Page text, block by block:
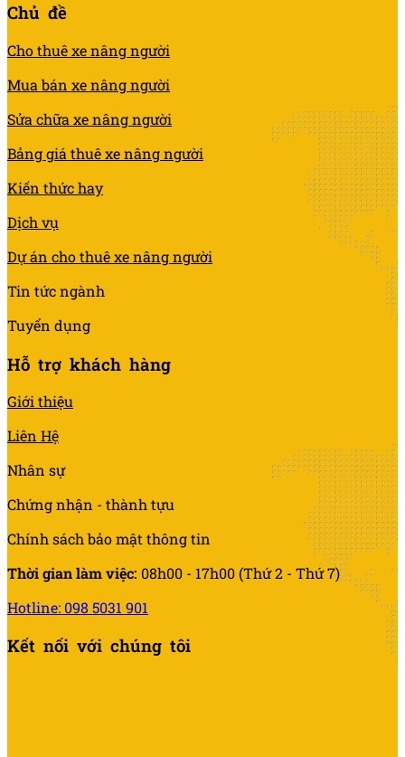
Chủ đề
Cho thuê xe nâng người
Mua bán xe nâng người
Sửa chữa xe nâng người
Bảng giá thuê xe nâng người
Kiến thức hay
Dịch vụ
Dự án cho thuê xe nâng người
Tin tức ngành
Tuyển dụng
Hỗ trợ khách hàng
Giới thiệu
Liên Hệ
Nhân sự
Chứng nhận - thành tựu
Chính sách bảo mật thông tin
Thời gian làm việc: 08h00 - 17h00 (Thứ 2 - Thứ 7)
Hotline: 098 5031 901
Kết nối với chúng tôi